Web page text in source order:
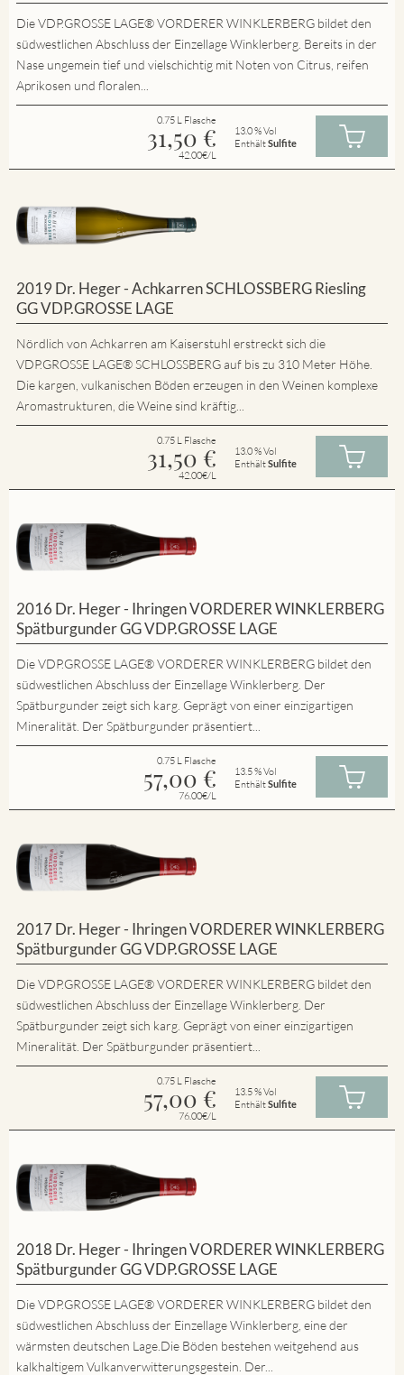
Die VDP.GROSSE LAGE® VORDERER WINKLERBERG bildet den
südwestlichen Abschluss der Einzellage Winklerberg. Bereits in der
Nase ungemein tief und vielschichtig mit Noten von Citrus, reifen
Aprikosen und floralen...
0.75 L Flasche
31,50 €
42.00€/L
13.0 % Vol
EnthältSulfite
2019 Dr. Heger - Achkarren SCHLOSSBERG Riesling
GG VDP.GROSSE LAGE
Nördlich von Achkarren am Kaiserstuhl erstreckt sich die
VDP.GROSSE LAGE® SCHLOSSBERG auf bis zu 310 Meter Höhe.
Die kargen, vulkanischen Böden erzeugen in den Weinen komplexe
Aromastrukturen, die Weine sind kräftig...
0.75 L Flasche
31,50 €
42.00€/L
13.0 % Vol
EnthältSulfite
2016 Dr. Heger - Ihringen VORDERER WINKLERBERG
Spätburgunder GG VDP.GROSSE LAGE
Die VDP.GROSSE LAGE® VORDERER WINKLERBERG bildet den
südwestlichen Abschluss der Einzellage Winklerberg. Der
Spätburgunder zeigt sich karg. Geprägt von einer einzigartigen
Mineralität. Der Spätburgunder präsentiert...
0.75 L Flasche
57,00 €
76.00€/L
13.5 % Vol
EnthältSulfite
2017 Dr. Heger - Ihringen VORDERER WINKLERBERG
Spätburgunder GG VDP.GROSSE LAGE
Die VDP.GROSSE LAGE® VORDERER WINKLERBERG bildet den
südwestlichen Abschluss der Einzellage Winklerberg. Der
Spätburgunder zeigt sich karg. Geprägt von einer einzigartigen
Mineralität. Der Spätburgunder präsentiert...
0.75 L Flasche
57,00 €
76.00€/L
13.5 % Vol
EnthältSulfite
2018 Dr. Heger - Ihringen VORDERER WINKLERBERG
Spätburgunder GG VDP.GROSSE LAGE
Die VDP.GROSSE LAGE® VORDERER WINKLERBERG bildet den
südwestlichen Abschluss der Einzellage Winklerberg, eine der
wärmsten deutschen Lage.Die Böden bestehen weitgehend aus
kalkhaltigem Vulkanverwitterungsgestein. Der...